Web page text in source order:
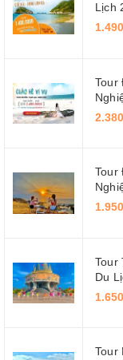
Lịch
Tour
Tour
Tour
Du
Tour